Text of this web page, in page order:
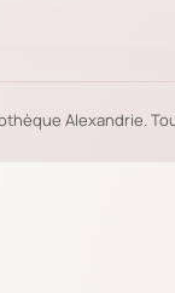
Alexandrie.